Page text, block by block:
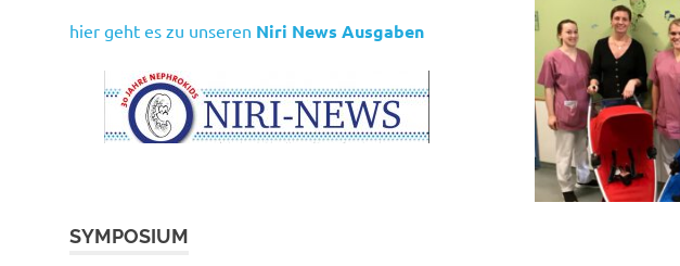
hier geht es zu unseren Niri News Ausgaben
SYMPOSIUM